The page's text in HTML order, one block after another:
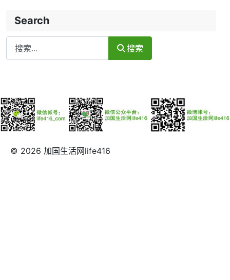
Search
Search
搜索
© 2026 加国生活网life416